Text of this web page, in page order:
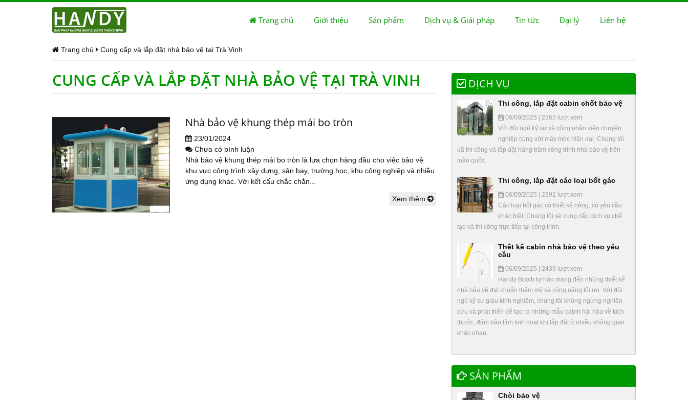
Trang chủ Giới thiệu Sản phẩm Dịch vụ & Giải pháp Tin tức Đại lý Liên hệ
Trang chủ Cung cấp và lắp đặt nhà bảo vệ tại Trà Vinh
CUNG CẤP VÀ LẮP ĐẶT NHÀ BẢO VỆ TẠI TRÀ VINH
Nhà bảo vệ khung thép mái bo tròn
23/01/2024
Chưa có bình luận
Nhà bảo vệ khung thép mái bo tròn là lựa chọn hàng đầu cho việc bảo vệ
khu vực công trình xây dựng, sân bay, trường học, khu công nghiệp và nhiều
ứng dụng khác. Với kết cấu chắc chắn...
Xem thêm
DỊCH VỤ
Thi công, lắp đặt cabin chốt bảo vệ
06/09/2025 | 2363 lượt xem
Với đội ngũ kỹ sư và công nhân viên chuyên
nghiệp cùng với máy móc hiện đại. Chúng tôi
đã thi công và lắp đặt hàng trăm công trình nhà bảo vệ trên
toàn quốc.
Thi công, lắp đặt các loại bốt gác
06/09/2025 | 2392 lượt xem
Các loại bốt gác có thiết kế riêng, có yêu cầu
khác biệt. Chúng tôi sẽ cung cấp dịch vụ chế
tạo và thi công trực tiếp tại công trình.
Thết kế cabin nhà bảo vệ theo yêu
cầu
06/09/2025 | 2439 lượt xem
Handy Booth tự hào mang đến những thiết kế
nhà bảo vệ đạt chuẩn thẩm mỹ và công năng tối ưu. Với đội
ngũ kỹ sư giàu kinh nghiệm, chúng tôi không ngừng nghiên
cứu và phát triển để tạo ra những mẫu cabin hài hòa về kích
thước, đảm bảo tính linh hoạt khi lắp đặt ở nhiều không gian
khác nhau.
SẢN PHẨM
Chòi bảo vệ